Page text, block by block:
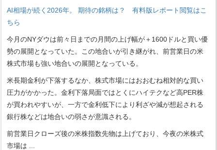
AI相場が続く2026年。 期待の銘柄は？ 有料版レポート閲覧はこ
ちら
今月のNYダウは前々日までの月間の上げ幅が＋1600ドルと買い優
勢の展開となっていた。この地合いが引き継がれ、前営業日の米
株式市場も強い地合いの展開となっている。
米長期金利が下落するなか、株式市場にはおおむね相対的な買い
圧力がかかった。金利下落局面ではとくにハイテクなど高PER株
が買われやすいが、一方で金利低下により利ざや減が想起される
銀行株などは地合いの弱さが意識される。
前営業日クローズ後の米株指数先物は上げており、今夜の米株式
市場は